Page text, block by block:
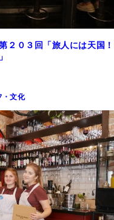
２０３回「旅人には天国！
・文化